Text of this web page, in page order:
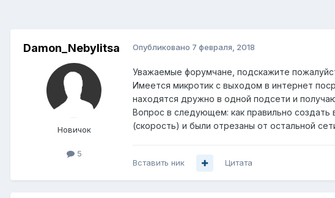
Damon_Nebylitsa
Новичок
5
Опубликовано 7 февраля, 2018
Уважаемые форумчане, подскажите
Имеется микротик с выходом в интернет
находятся дружно в одной подсети и
Вопрос в следующем: как правильно
(скорость) и были отрезаны от остальной
Вставить ник Цитата